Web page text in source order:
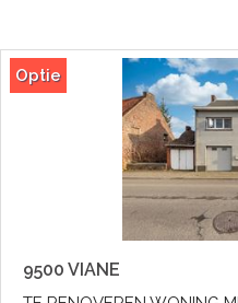
Optie
9500 VIANE